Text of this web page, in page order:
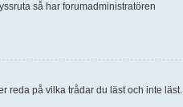
så har forumadministratören
reda på vilka trådar du läst och inte läst.